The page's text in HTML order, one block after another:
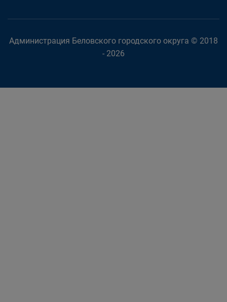
Администрация Беловского городского округа © 2018
- 2026